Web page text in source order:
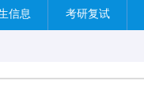
信息 考研复试